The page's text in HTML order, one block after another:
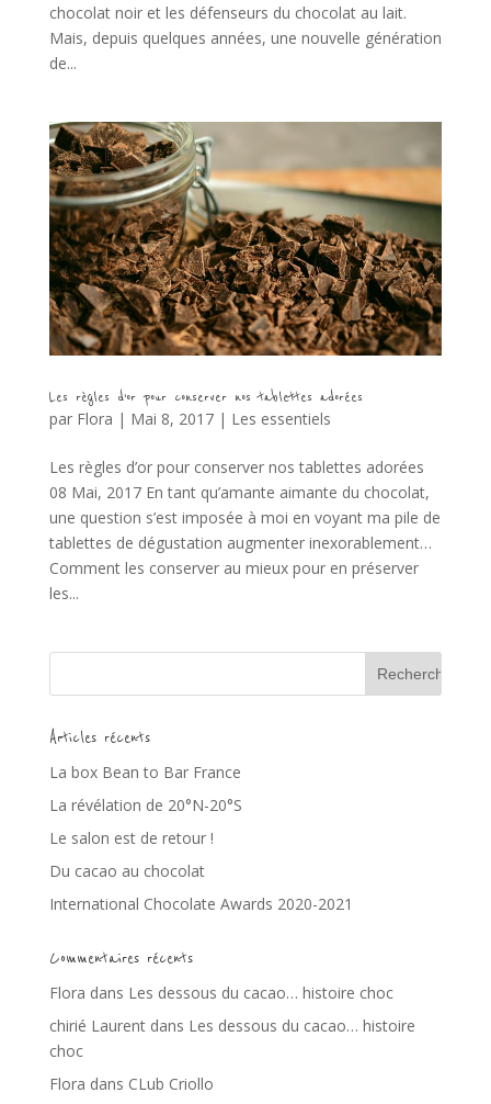
chocolat noir et les défenseurs du chocolat au lait.
Mais, depuis quelques années, une nouvelle génération
de...
Les règles d’or pour conserver nos tablettes adorées
par Flora | Mai 8, 2017| Les essentiels
Les règles d’or pour conserver nos tablettes adorées
08 Mai, 2017 En tant qu’amante aimante du chocolat,
une question s’est imposée à moi en voyant ma pile de
tablettes de dégustation augmenter inexorablement…
Comment les conserver au mieux pour en préserver
les...
Articles récents
La box Bean to Bar France
La révélation de 20°N-20°S
Le salon est de retour !
Du cacao au chocolat
International Chocolate Awards 2020-2021
Commentaires récents
Flora dans Les dessous du cacao… histoire choc
chirié Laurentdans Les dessous du cacao… histoire
choc
Flora dans CLub Criollo